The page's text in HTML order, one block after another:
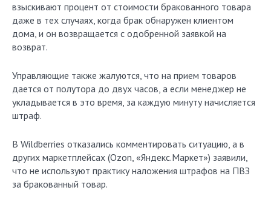
взыскивают процент от стоимости бракованного товара
даже в тех случаях, когда брак обнаружен клиентом
дома, и он возвращается с одобренной заявкой на
возврат.
Управляющие также жалуются, что на прием товаров
дается от полутора до двух часов, а если менеджер не
укладывается в это время, за каждую минуту начисляется
штраф.
В Wildberries отказались комментировать ситуацию, а в
других маркетплейсах (Ozon, «Яндекс.Маркет») заявили,
что не используют практику наложения штрафов на ПВЗ
за бракованный товар.